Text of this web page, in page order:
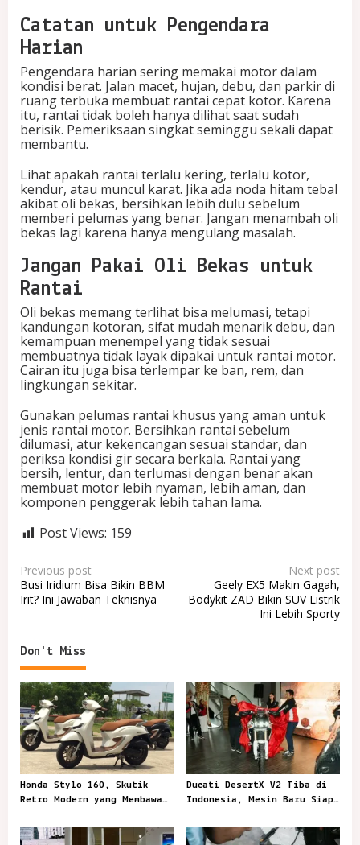
Catatan untuk Pengendara
Harian
Pengendara harian sering memakai motor dalam
kondisi berat. Jalan macet, hujan, debu, dan parkir di
ruang terbuka membuat rantai cepat kotor. Karena
itu, rantai tidak boleh hanya dilihat saat sudah
berisik. Pemeriksaan singkat seminggu sekali dapat
membantu.
Lihat apakah rantai terlalu kering, terlalu kotor,
kendur, atau muncul karat. Jika ada noda hitam tebal
akibat oli bekas, bersihkan lebih dulu sebelum
memberi pelumas yang benar. Jangan menambah oli
bekas lagi karena hanya mengulang masalah.
Jangan Pakai Oli Bekas untuk
Rantai
Oli bekas memang terlihat bisa melumasi, tetapi
kandungan kotoran, sifat mudah menarik debu, dan
kemampuan menempel yang tidak sesuai
membuatnya tidak layak dipakai untuk rantai motor.
Cairan itu juga bisa terlempar ke ban, rem, dan
lingkungan sekitar.
Gunakan pelumas rantai khusus yang aman untuk
jenis rantai motor. Bersihkan rantai sebelum
dilumasi, atur kekencangan sesuai standar, dan
periksa kondisi gir secara berkala. Rantai yang
bersih, lentur, dan terlumasi dengan benar akan
membuat motor lebih nyaman, lebih aman, dan
komponen penggerak lebih tahan lama.
Post Views: 159
P
o
t
n
a
v
i
g
a
t
Previous post
Busi Iridium Bisa Bikin BBM
Irit? Ini Jawaban Teknisnya
Next post
Geely EX5 Makin Gagah,
Bodykit ZAD Bikin SUV Listrik
Ini Lebih Sporty
Don't Miss
Honda Stylo 160, Skutik
Retro Modern yang Membawa
Ducati DesertX V2 Tiba di
Indonesia, Mesin Baru Siap